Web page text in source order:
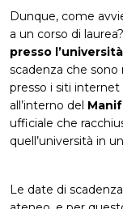
Dunque, come
a un corso di
presso l’università
scadenza che sono
presso i siti
all’interno del
ufficiale che
quell’università in
Le date di